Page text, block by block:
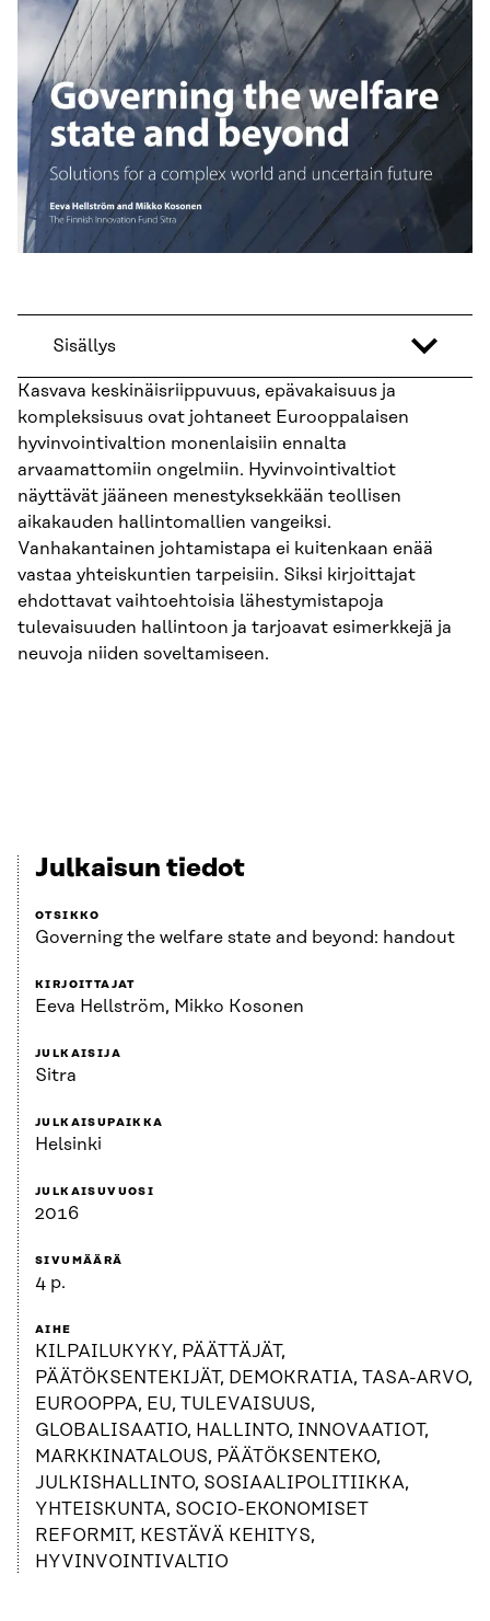
Sisällys
Kasvava keskinäisriippuvuus, epävakaisuus ja
kompleksisuus ovat johtaneet Eurooppalaisen
hyvinvointivaltion monenlaisiin ennalta
arvaamattomiin ongelmiin. Hyvinvointivaltiot
näyttävät jääneen menestyksekkään teollisen
aikakauden hallintomallien vangeiksi.
Vanhakantainen johtamistapa ei kuitenkaan enää
vastaa yhteiskuntien tarpeisiin. Siksi kirjoittajat
ehdottavat vaihtoehtoisia lähestymistapoja
tulevaisuuden hallintoon ja tarjoavat esimerkkejä ja
neuvoja niiden soveltamiseen.
Julkaisun tiedot
OTSIKKO
Governing the welfare state and beyond: handout
KIRJOITTAJAT
Eeva Hellström, Mikko Kosonen
JULKAISIJA
Sitra
JULKAISUPAIKKA
Helsinki
JULKAISUVUOSI
2016
SIVUMÄÄRÄ
4 p.
AIHE
KILPAILUKYKY, PÄÄTTÄJÄT,
PÄÄTÖKSENTEKIJÄT, DEMOKRATIA, TASA-ARVO,
EUROOPPA, EU, TULEVAISUUS,
GLOBALISAATIO, HALLINTO, INNOVAATIOT,
MARKKINATALOUS, PÄÄTÖKSENTEKO,
JULKISHALLINTO, SOSIAALIPOLITIIKKA,
YHTEISKUNTA, SOCIO-EKONOMISET
REFORMIT, KESTÄVÄ KEHITYS,
HYVINVOINTIVALTIO